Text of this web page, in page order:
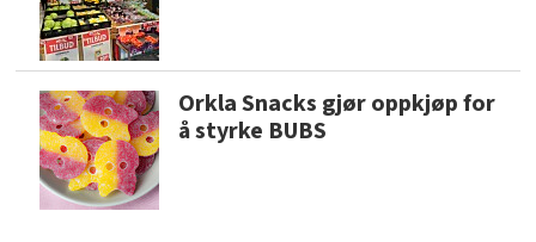
Orkla Snacks gjør oppkjøp for
å styrke BUBS